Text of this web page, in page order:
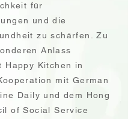
für
und die
zu schärfen. Zu
Anlass
Happy Kitchen in
mit German
Daily und dem Hong
of Social Service